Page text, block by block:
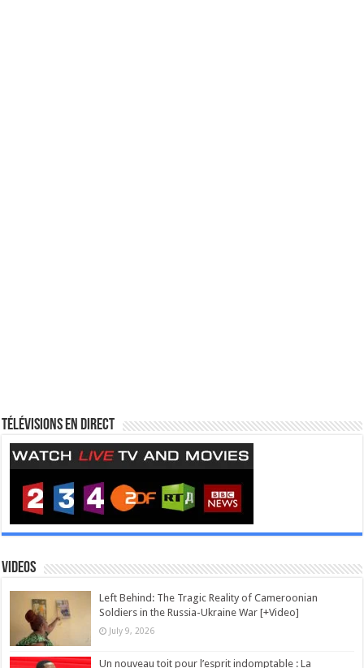
Télévisions en direct
Videos
Left Behind: The Tragic Reality of Cameroonian
Soldiers in the Russia-Ukraine War [+Video]
July 9, 2026
Un nouveau toit pour l’esprit indomptable : La